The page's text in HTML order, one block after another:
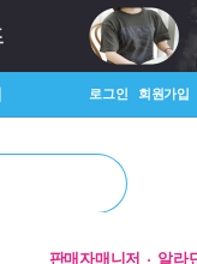
로그인 회원가입
판매자매니저 알라